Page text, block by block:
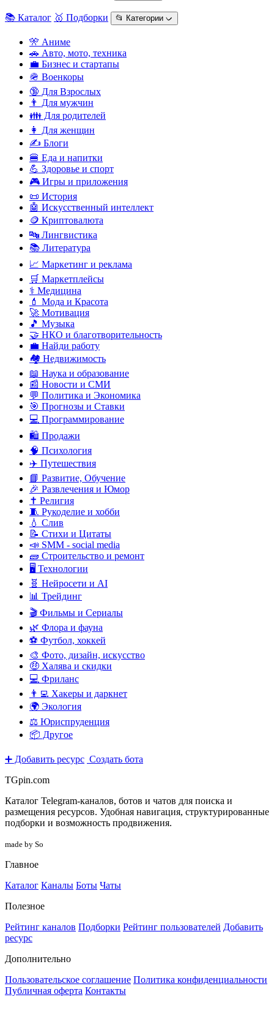
📚 Каталог 🥇 Подборки 📂 Категории ᨆ
🎌 Аниме
🚗 Авто, мото, техника
💼 Бизнес и стартапы
🪖 Военкоры
🔞 Для Взрослых
👨 Для мужчин
👪 Для родителей
👩 Для женщин
✍️ Блоги
🍔 Еда и напитки
💪 Здоровье и спорт
🎮 Игры и приложения
📜 История
🤖 Искусственный интеллект
🪙 Криптовалюта
🔤 Лингвистика
📚 Литература
📈 Маркетинг и реклама
🛒 Маркетплейсы
⚕️ Медицина
💄 Мода и Красота
🚀 Мотивация
🎵 Музыка
🤝 НКО и благотворительность
💼 Найди работу
🏘️ Недвижимость
📖 Наука и образование
📰 Новости и СМИ
💬 Политика и Экономика
🎯 Прогнозы и Ставки
💻 Программирование
🛍️ Продажи
🧠 Психология
✈️ Путешествия
📘 Развитие, Обучение
🎉 Развлечения и Юмор
✝️ Религия
🧵 Рукоделие и хобби
💧 Слив
📝 Стихи и Цитаты
📣 SMM - social media
🧱 Строительство и ремонт
🖥️ Технологии
🧬 Нейросети и AI
📊 Трейдинг
🎬 Фильмы и Сериалы
🌿 Флора и фауна
⚽ Футбол, хоккей
🎨 Фото, дизайн, искусство
🤑 Халява и скидки
💻 Фриланс
👨‍💻 Хакеры и даркнет
🌍 Экология
⚖️ Юриспруденция
📦 Другое
➕ Добавить ресурс Создать бота
TGpin.com
Каталог Telegram-каналов, ботов и чатов для поиска и
размещения ресурсов. Удобная навигация, структурированные
подборки и возможность продвижения.
made by So
Главное
Каталог Каналы Боты Чаты
Полезное
Рейтинг каналов Подборки Рейтинг пользователей Добавить
ресурс
Дополнительно
Пользовательское соглашение Политика конфиденциальности
Публичная оферта Контакты